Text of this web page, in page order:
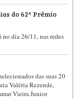
do 62º Prêmio
dia 26/11, nas redes
das suas 20
Valéria Rezende,
Vieira Junior